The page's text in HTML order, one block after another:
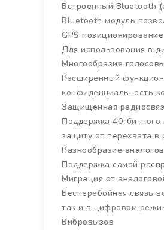
Встроенный Bluetooth
Вluetooth модуль
GPS
Для использования в
Многообразие
Расширенный
конфиденциальность
Защищенная
Поддержка 40-битного
защиту от перехвата в
Разнообразие
Поддержка самой
Миграция от
Бесперебойная связь
так и в цифровом
Вибровызов